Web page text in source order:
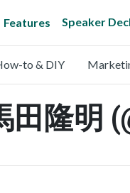
Features Speaker
to & DIY
隆明